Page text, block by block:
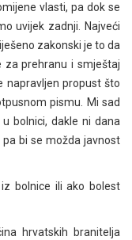
vlasti, pa dok se
uvijek zadnji. Najveći
zakonski je to da
za prehranu i smještaj
napravljen propust što
pismu. Mi sad
bolnici, dakle ni dana
bi se možda javnost
bolnice ili ako bolest
hrvatskih branitelja